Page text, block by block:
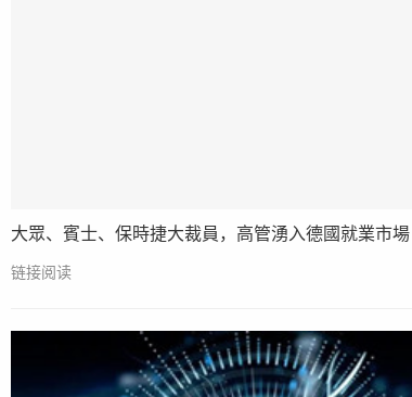
大眾、賓士、保時捷大裁員，高管湧入德國就業市場
链接阅读